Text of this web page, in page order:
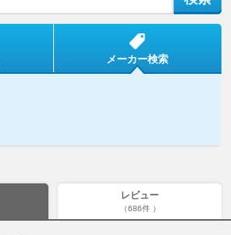
メーカー検索
レビュー
（686件 ）